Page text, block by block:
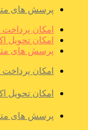
پرسش های
امکان
امکان تحویل
پرسش های
امکان
امکان تحویل
پرسش های